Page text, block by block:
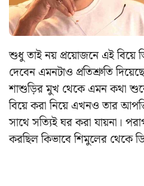
শুধু তাই নয় প্রয়োজনে এই বিয়ে
দেবেন এমনটাও প্রতিশ্রুতি
শাশুড়ির মুখ থেকে এমন কথা
বিয়ে করা নিয়ে এখনও তার
সাথে সত্যিই ঘর করা যায়না।
করছিল কিভাবে শিমুলের থেকে